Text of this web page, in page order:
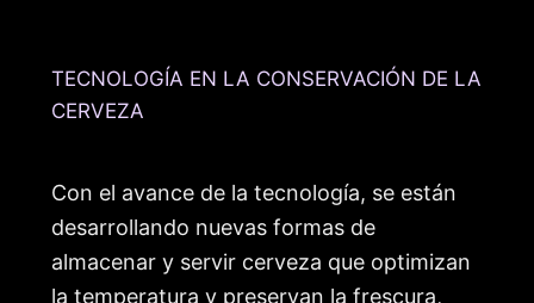
TECNOLOGÍA EN LA CONSERVACIÓN DE LA
CERVEZA
Con el avance de la tecnología, se están
desarrollando nuevas formas de
almacenar y servir cerveza que optimizan
la temperatura y preservan la frescura,